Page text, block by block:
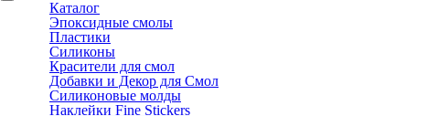
Каталог
Эпоксидные смолы
Пластики
Силиконы
Красители для смол
Добавки и Декор для Смол
Силиконовые молды
Наклейки Fine Stickers